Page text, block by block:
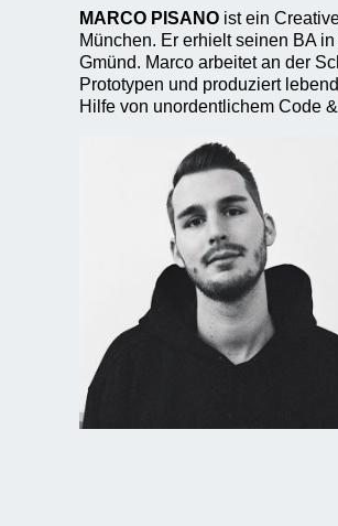
MARCO PISANO ist ein
München. Er erhielt seinen BA
Gmünd. Marco arbeitet an der
Prototypen und produziert
Hilfe von unordentlichem Code